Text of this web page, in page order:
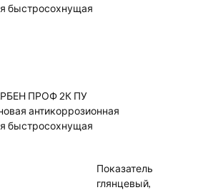
быстросохнущая
ПРОФ 2К ПУ
антикоррозионная
быстросохнущая
Показатель
глянцевый,